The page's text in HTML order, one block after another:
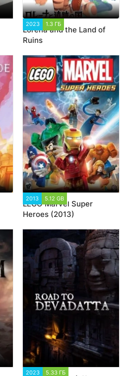
2023 1.3 ГБ
Lorena and the Land of
Ruins
2013 5.12 GB
LEGO Marvel Super
Heroes (2013)
2023 5.33 ГБ